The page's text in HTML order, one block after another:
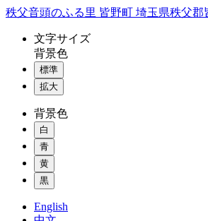
コ
秩父音頭のふる里 皆野町 埼玉県秩父郡
文字サイズ
背景色
標準
拡大
背景色
白
青
黄
黒
English